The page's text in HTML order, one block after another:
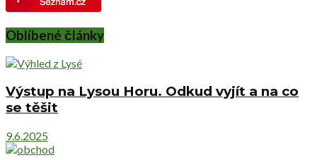
Oblíbené články
Výstup na Lysou Horu. Odkud vyjít a na co
se těšit
9.6.2025